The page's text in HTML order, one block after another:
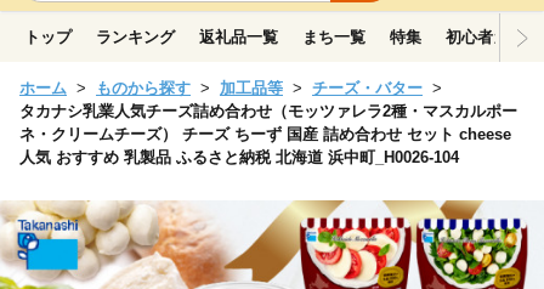
トップ ランキング 返礼品一覧 まち一覧 特集 初心者ガイド
ホーム ものから探す 加工品等
チーズ・バター
タカナシ乳業人気チーズ詰め合わせ（モッツァレラ2種・マスカルポー
ネ・クリームチーズ） チーズ ちーず 国産 詰め合わせ セット cheese
人気 おすすめ 乳製品 ふるさと納税 北海道 浜中町_H0026-104